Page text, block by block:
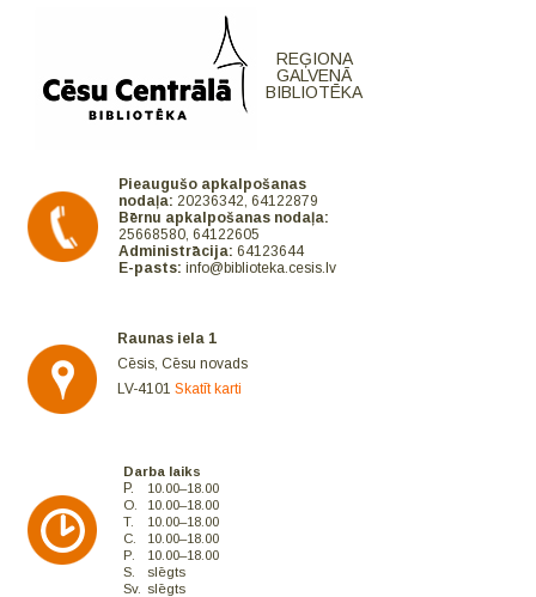
REĢIONA
GALVENĀ
BIBLIOTĒKA
Pieaugušo apkalpošanas
nodaļa: 20236342, 64122879
Bērnu apkalpošanas nodaļa:
25668580, 64122605
Administrācija: 64123644
E-pasts: info@biblioteka.cesis.lv
Raunas iela 1
Cēsis, Cēsu novads
LV-4101Skatīt karti
Darba laiks
P.
10.00–18.00
O.
10.00–18.00
T.
10.00–18.00
C.
10.00–18.00
P.
10.00–18.00
S.
slēgts
Sv.
slēgts